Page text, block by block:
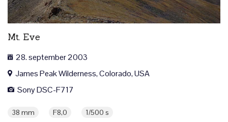
Mt. Eve
28. september 2003
James Peak Wilderness, Colorado, USA
Sony DSC-F717
38 mm F8,0 1/500 s